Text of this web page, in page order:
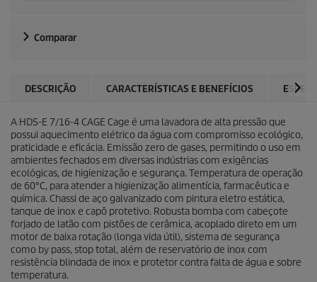
Comparar
DESCRIÇÃO CARACTERÍSTICAS E BENEFÍCIOS
A HDS-E 7/16-4 CAGE Cage é uma lavadora de alta pressão que
possui aquecimento elétrico da água com compromisso ecológico,
praticidade e eficácia. Emissão zero de gases, permitindo o uso em
ambientes fechados em diversas indústrias com exigências
ecológicas, de higienização e segurança. Temperatura de operação
de 60°C, para atender a higienização alimentícia, farmacêutica e
química. Chassi de aço galvanizado com pintura eletro estática,
tanque de inox e capô protetivo. Robusta bomba com cabeçote
forjado de latão com pistões de cerâmica, acoplado direto em um
motor de baixa rotação (longa vida útil), sistema de segurança
como by pass, stop total, além de reservatório de inox com
resistência blindada de inox e protetor contra falta de água e sobre
temperatura.